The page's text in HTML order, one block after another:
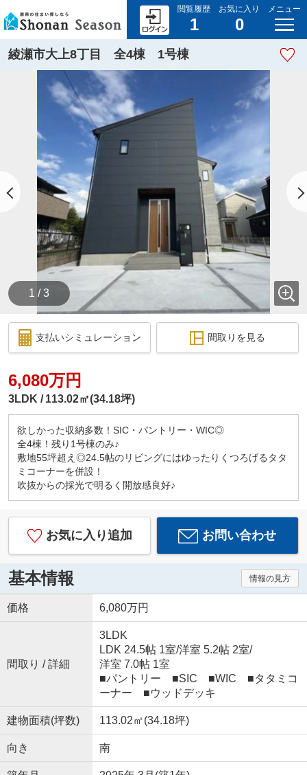
閲覧履歴
1
お気に入り
0
メニュー
綾瀬市大上8丁目 全4棟 1号棟
1 / 3
支払いシミュレーション 間取りを見る
6,080万円
3LDK 113.02㎡(34.18坪)
欲しかった収納多数！SIC・パントリー・WIC◎
全4棟！残り1号棟のみ♪
敷地55坪超え◎24.5帖のリビングにはゆったりくつろげるタタ
ミコーナーを併設！
吹抜からの採光で明るく開放感良好♪
お気に入り追加 お問い合わせ
基本情報 情報の見方
価格 6,080万円
間取り / 詳細
3LDK
LDK 24.5帖 1室/洋室 5.2帖 2室/
洋室 7.0帖 1室
■パントリー ■SIC ■WIC ■タタミコ
ーナー ■ウッドデッキ
建物面積(坪数) 113.02㎡(34.18坪)
向き 南